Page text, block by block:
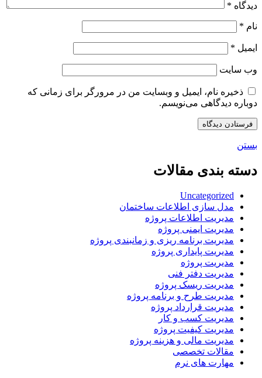
دیدگاه *
نام *
ایمیل *
وب‌ سایت
ذخیره نام، ایمیل و وبسایت من در مرورگر برای زمانی که
دوباره دیدگاهی می‌نویسم.
بستن
دسته بندی مقالات
Uncategorized
مدل سازی اطلاعات ساختمان
مدیریت اطلاعات پروژه
مدیریت ایمنی پروژه
مدیریت برنامه ریزی و زمانبندی پروژه
مدیریت پایداری پروژه
مدیریت پروژه
مدیریت دفتر فنی
مدیریت ریسک پروژه
مدیریت طرح و برنامه پروژه
مدیریت قرارداد پروژه
مدیریت کسب و کار
مدیریت کیفیت پروژه
مدیریت مالی و هزینه پروژه
مقالات تخصصی
مهارت های نرم